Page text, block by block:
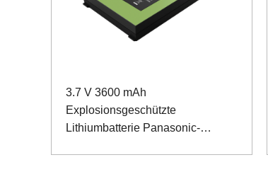
3.7 V 3600 mAh
Explosionsgeschützte
Lithiumbatterie Panasonic-